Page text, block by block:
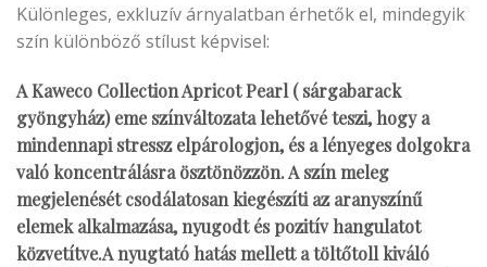
Különleges, exkluzív árnyalatban érhetők el, mindegyik
szín különböző stílust képvisel:
A Kaweco Collection Apricot Pearl ( sárgabarack
gyöngyház) eme színváltozata lehetővé teszi, hogy a
mindennapi stressz elpárologjon, és a lényeges dolgokra
való koncentrálásra ösztönözzön. A szín meleg
megjelenését csodálatosan kiegészíti az aranyszínű
elemek alkalmazása, nyugodt és pozitív hangulatot
közvetítve.A nyugtató hatás mellett a töltőtoll kiváló